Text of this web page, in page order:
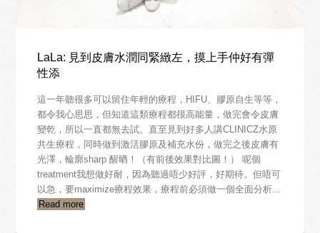
LaLa: 見到皮膚水潤同緊緻左，摸上手仲好有彈
性添
這一年聽很多可以留住年輕的療程，HIFU、膠原自生等等，
都令我心思思，但知道這類療程都很高能量，做完會令皮膚
變乾，所以一直都無去試。直至見到好多人講CLINICZ水原
共生療程，同時做到激活膠原及補充水份，做完之後皮膚有
光澤，輪廓sharp 醒晒！（有前後效果對比圖！） 呢個
treatment我想做好耐，因為聽過唔少好評，好期待。但唔可
以急，要maximize療程效果，療程前必須做一個全面分析…
Read more